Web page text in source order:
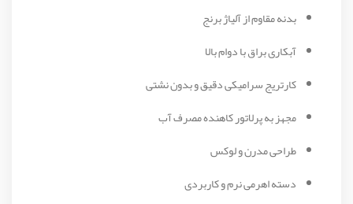
بدنه مقاوم از آلیاژ برنج
آبکاری براق با دوام بالا
کارتریج سرامیکی دقیق و بدون نشتی
مجهز به پرلاتور کاهنده مصرف آب
طراحی مدرن و لوکس
دسته اهرمی نرم و کاربردی